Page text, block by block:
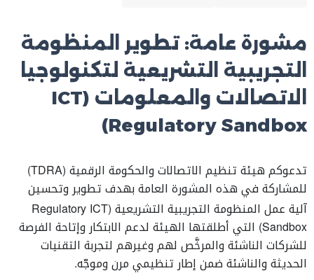
مشورة عامة: تطوير المنظومة
التجريبية التشريعية لتكنولوجيا
الاتصالات والمعلومات (ICT
Regulatory Sandbox)
تدعوكم هيئة تنظيم الاتصالات والحكومة الرقمية (TDRA)
للمشاركة في هذه المشورة العامة بهدف تطوير وتحسين
آلية عمل المنظومة التجريبية التشريعية (ICT
Regulatory
Sandbox) التي أطلقتها الهيئة لدعم الابتكار وإتاحة الفرصة
للشركات الناشئة والمرخَّص لهم وغيرهم لتجربة التقنيات
الحديثة والناشئة ضمن إطار تنظيمي مرن وموجّه.